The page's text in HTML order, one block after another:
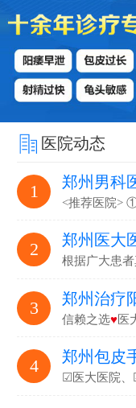
医院动态
1 郑州男科
<推荐医院>
2 郑州医大
根据广大患
3 郑州治疗
信赖之选♥医
4 郑州包皮
☑医大医院